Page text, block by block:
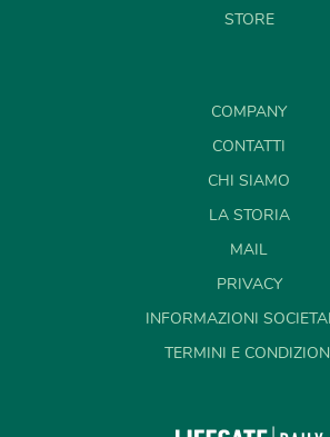
STORE
COMPANY
CONTATTI
CHI SIAMO
LA STORIA
MAIL
PRIVACY
INFORMAZIONI
TERMINI E